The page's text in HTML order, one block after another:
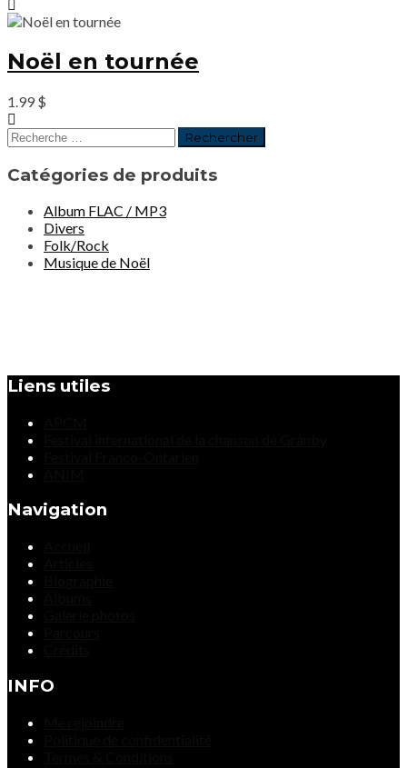
Noël en tournée
1.99 $
Catégories de produits
Album FLAC / MP3
Divers
Folk/Rock
Musique de Noël
Liens utiles
Navigation
INFO